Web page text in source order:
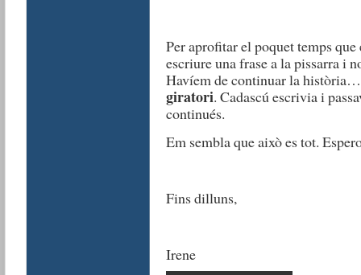
Per aprofitar el poquet temps
escriure una frase a la pissarra i
Havíem de continuar la
giratori. Cadascú escrivia i
continués.
Em sembla que això es tot.
Fins dilluns,
Irene